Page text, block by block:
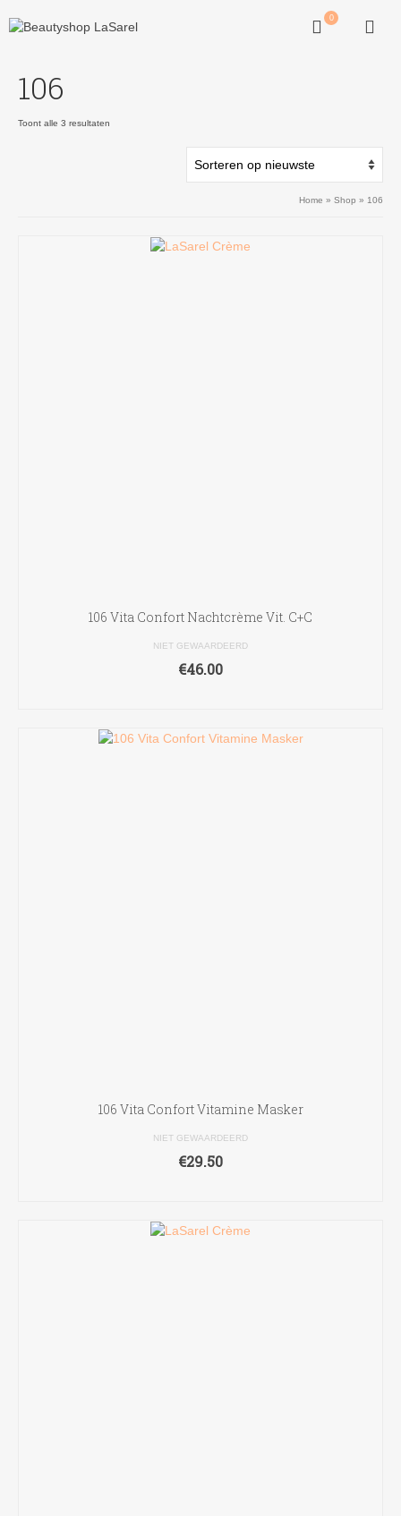
0
106
Toont alle 3 resultaten
Home » Shop » 106
106 Vita Confort Nachtcrème Vit. C+C
NIET GEWAARDEERD
€46.00
106 Vita Confort Vitamine Masker
NIET GEWAARDEERD
€29.50